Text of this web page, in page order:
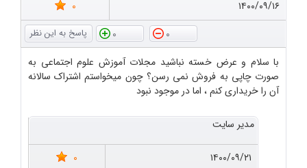
۱۴۰۰/۰۹/۱۶
0
0
0
با سلام و عرض خسته نباشید مجلات آموزش علوم اجتماعی به
صورت چاپی به فروش نمی رسن؟ چون میخواستم اشتراک سالانه
آن را خریداری کنم ، اما در موجود نبود
مدیر سایت
۱۴۰۰/۰۹/۲۱
0